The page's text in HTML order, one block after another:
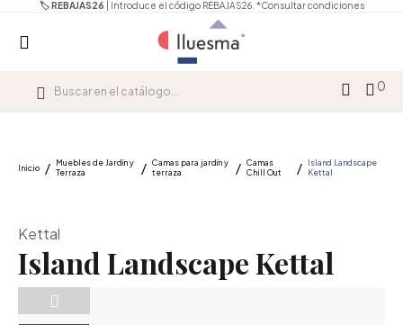
🏷️ REBAJAS26 | Introduce el código REBAJAS26. *Consultar condiciones
0
Inicio
Muebles de Jardín y
Terraza
Camas para jardín y
terraza
Camas
Chill Out
Island Landscape
Kettal
Kettal
Island Landscape Kettal